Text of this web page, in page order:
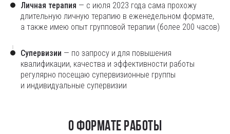
Личная терапия — с июля 2023 года сама прохожу
длительную личную терапию в еженедельном формате,
а также имею опыт групповой терапии (более 200 часов)
Супервизии — по запросу и для повышения
квалификации, качества и эффективности работы
регулярно посещаю супервизионные группы
и индивидуальные супервизии
О формате работы